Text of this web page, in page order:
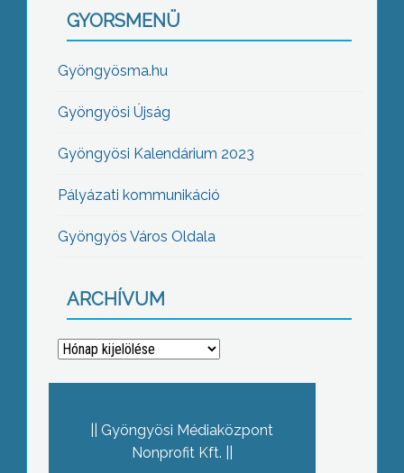
GYORSMENÜ
Gyöngyösma.hu
Gyöngyösi Újság
Gyöngyösi Kalendárium 2023
Pályázati kommunikáció
Gyöngyös Város Oldala
ARCHÍVUM
Archívum
Gyöngyösi Médiaközpont
Nonprofit Kft.